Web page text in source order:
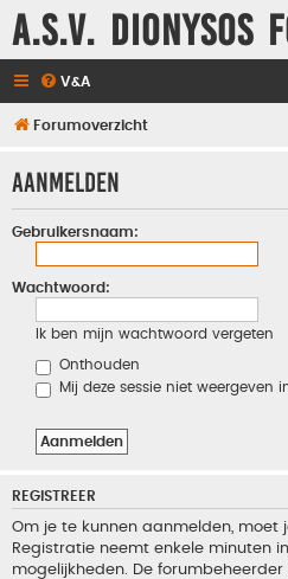
A.S.V. Dionysos
V&A
Forumoverzicht
Aanmelden
Gebruikersnaam:
Wachtwoord:
Ik ben mijn wachtwoord vergeten
Onthouden
Mij deze sessie niet weergeven
REGISTREER
Om je te kunnen aanmelden, moet
Registratie neemt enkele minuten
mogelijkheden. De